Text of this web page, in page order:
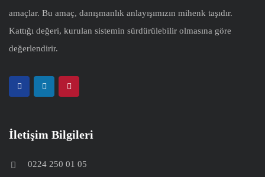
amaçlar. Bu amaç, danışmanlık anlayışımızın mihenk taşıdır.
Kattığı değeri, kurulan sistemin sürdürülebilir olmasına göre
değerlendirir.
İletişim Bilgileri
0224 250 01 05